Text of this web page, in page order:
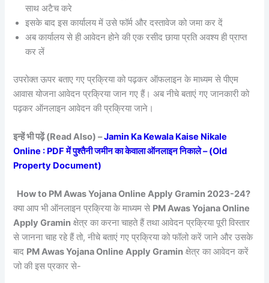
साथ अटैच करे
इसके बाद इस कार्यालय में उसे फॉर्म और दस्तावेज को जमा कर दें
अब कार्यालय से ही आवेदन होने की एक रसीद छाया प्रति अवश्य ही प्राप्त
कर लें
उपरोक्त ऊपर बताए गए प्रक्रिया को पढ़कर ऑफलाइन के माध्यम से पीएम
आवास योजना आवेदन प्रक्रिया जान गए हैं। अब नीचे बताएं गए जानकारी को
पढ़कर ऑनलाइन आवेदन की प्रक्रिया जाने।
इन्हें भी पढ़ें (Read Also) –Jamin Ka Kewala Kaise Nikale
Online : PDF में पुश्तैनी जमीन का केवाला ऑनलाइन निकाले – (Old
Property Document)
How to PM Awas Yojana Online Apply Gramin 2023-24?
क्या आप भी ऑनलाइन प्रक्रिया के माध्यम से PM Awas Yojana Online
Apply Gramin क्षेत्र का करना चाहते हैं तथा आवेदन प्रक्रिया पूरी विस्तार
से जानना चाह रहे हैं तो, नीचे बताएं गए प्रक्रिया को फॉलो करें जाने और उसके
बाद PM Awas Yojana Online Apply Gramin क्षेत्र का आवेदन करें
जो की इस प्रकार से-